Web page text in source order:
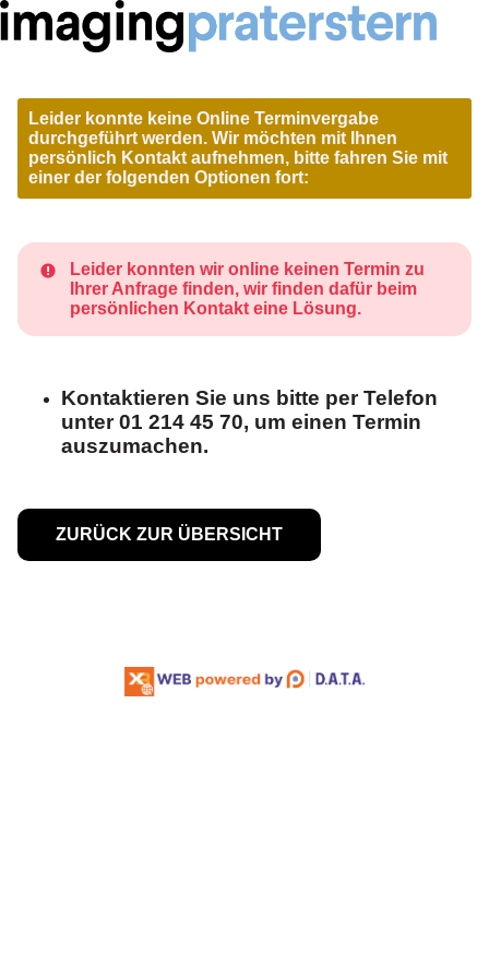
Leider konnte keine Online Terminvergabe
durchgeführt werden. Wir möchten mit Ihnen
persönlich Kontakt aufnehmen, bitte fahren Sie mit
einer der folgenden Optionen fort:
Leider konnten wir online keinen Termin zu
Ihrer Anfrage finden, wir finden dafür beim
persönlichen Kontakt eine Lösung.
Kontaktieren Sie uns bitte per Telefon
unter 01 214 45 70, um einen Termin
auszumachen.